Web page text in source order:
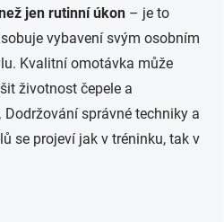
jen rutinní úkon – je to
vybavení svým osobním
Kvalitní omotávka může
životnost čepele a
správné techniky a
se projeví jak v tréninku, tak v